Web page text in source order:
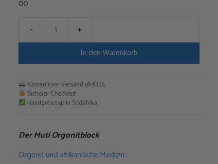
-
Muti
+
In den Warenkorb
Kostenloser Versand ab €125
Sicherer Checkout
Handgefertigt in Südafrika
Der Muti Orgonitblock
Orgonit und afrikanische Medizin